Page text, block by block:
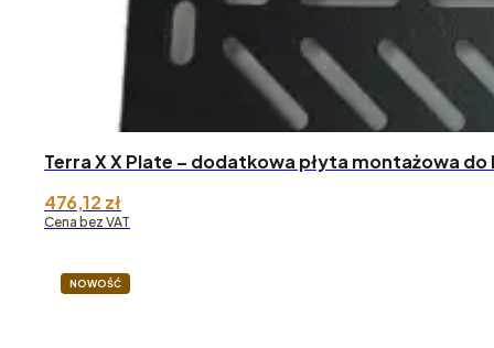
Terra X X Plate – dodatkowa płyta montażowa do
476,12 zł
Cena bez VAT
NOWOŚĆ